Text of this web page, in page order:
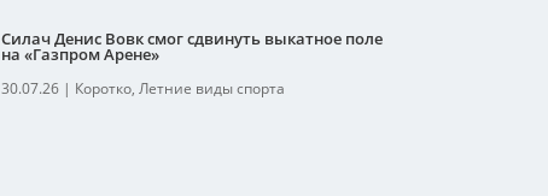
Силач Денис Вовк смог сдвинуть выкатное поле
на «Газпром Арене»
30.07.26| Коротко, Летние виды спорта